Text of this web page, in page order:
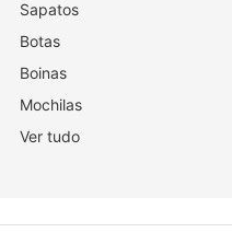
Sapatos
Botas
Boinas
Mochilas
Ver tudo